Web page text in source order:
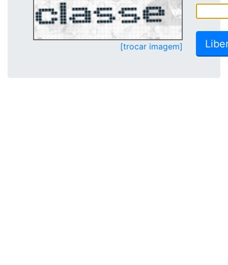
[trocar imagem]